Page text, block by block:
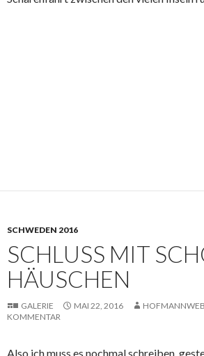
SCHWEDEN 2016
SCHLUSS MIT
HÄUSCHEN
GALERIE MAI 22, 2016 HOFMANNWEB
KOMMENTAR
Also ich muss es nochmal schreiben,